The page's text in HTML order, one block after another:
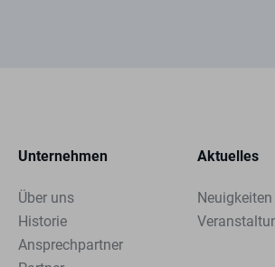
Unternehmen
Über uns
Historie
Ansprechpartner
Aktuelles
Neuigkeiten